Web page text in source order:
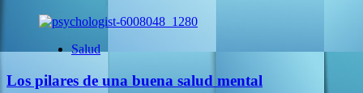
Salud
Los pilares de una buena salud mental